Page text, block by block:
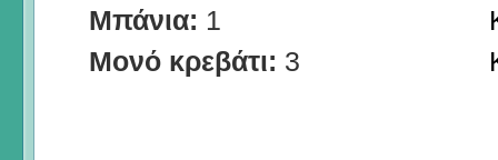
Μπάνια: 1
Μονό κρεβάτι: 3